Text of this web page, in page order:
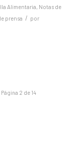
Alimentaria, Notas de
prensa / por
Página 2 de 14